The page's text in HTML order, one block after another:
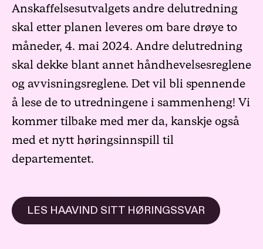
Anskaffelsesutvalgets andre delutredning
skal etter planen leveres om bare drøye to
måneder, 4. mai 2024. Andre delutredning
skal dekke blant annet håndhevelsesreglene
og avvisningsreglene. Det vil bli spennende
å lese de to utredningene i sammenheng! Vi
kommer tilbake med mer da, kanskje også
med et nytt høringsinnspill til
departementet.
LES HAAVIND SITT HØRINGSSVAR